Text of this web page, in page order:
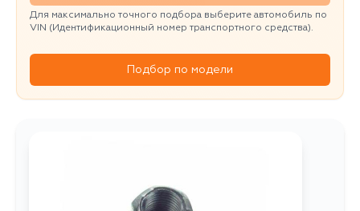
Для максимально точного подбора выберите автомобиль по
VIN (Идентификационный номер транспортного средства).
Подбор по модели